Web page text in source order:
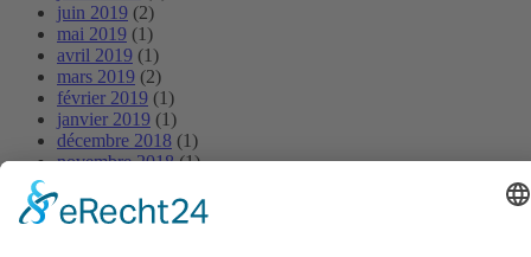
juin 2019 (2)
mai 2019 (1)
avril 2019 (1)
mars 2019 (2)
février 2019 (1)
janvier 2019 (1)
décembre 2018 (1)
novembre 2018(1)
septembre 2018(1)
août 2018(1)